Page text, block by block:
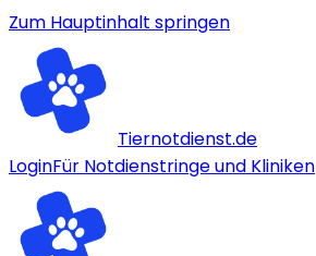
Zum Hauptinhalt springen
Tiernotdienst.de
LoginFür Notdienstringe und Kliniken